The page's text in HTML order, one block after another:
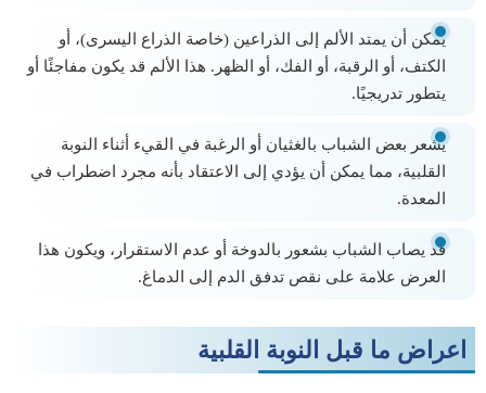
يمكن أن يمتد الألم إلى الذراعين (خاصة الذراع اليسرى)، أو
الكتف، أو الرقبة، أو الفك، أو الظهر. هذا الألم قد يكون مفاجئًا أو
يتطور تدريجيًا.
يشعر بعض الشباب بالغثيان أو الرغبة في القيء أثناء النوبة
القلبية، مما يمكن أن يؤدي إلى الاعتقاد بأنه مجرد اضطراب في
المعدة.
قد يصاب الشباب بشعور بالدوخة أو عدم الاستقرار، ويكون هذا
العرض علامة على نقص تدفق الدم إلى الدماغ.
اعراض ما قبل النوبة القلبية